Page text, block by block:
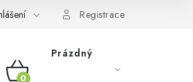
Registrace
Prázdný